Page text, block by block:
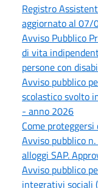
Registro
aggiornato al
Avviso Pubblico
di vita
persone con
Avviso pubblico
scolastico svolto
- anno 2026
Come proteggersi
Avviso pubblico
alloggi SAP.
Avviso pubblico
integrativi sociali